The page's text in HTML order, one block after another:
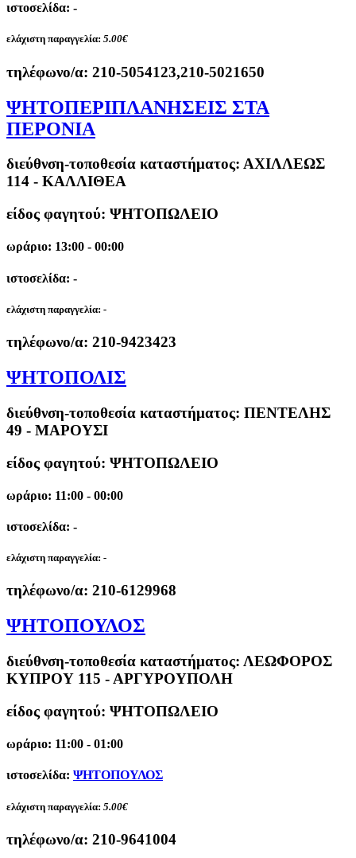
ιστοσελίδα: -
ελάχιστη παραγγελία: 5.00€
τηλέφωνο/α: 210-5054123,210-5021650
ΨΗΤΟΠΕΡΙΠΛΑΝΗΣΕΙΣ ΣΤΑ
ΠΕΡΟΝΙΑ
διεύθνση-τοποθεσία καταστήματος: ΑΧΙΛΛΕΩΣ
114 - ΚΑΛΛΙΘΕΑ
είδος φαγητού: ΨΗΤΟΠΩΛΕΙΟ
ωράριο: 13:00 - 00:00
ιστοσελίδα: -
ελάχιστη παραγγελία: -
τηλέφωνο/α: 210-9423423
ΨΗΤΟΠΟΛΙΣ
διεύθνση-τοποθεσία καταστήματος: ΠΕΝΤΕΛΗΣ
49 - ΜΑΡΟΥΣΙ
είδος φαγητού: ΨΗΤΟΠΩΛΕΙΟ
ωράριο: 11:00 - 00:00
ιστοσελίδα: -
ελάχιστη παραγγελία: -
τηλέφωνο/α: 210-6129968
ΨΗΤΟΠΟΥΛΟΣ
διεύθνση-τοποθεσία καταστήματος: ΛΕΩΦΟΡΟΣ
ΚΥΠΡΟΥ 115 - ΑΡΓΥΡΟΥΠΟΛΗ
είδος φαγητού: ΨΗΤΟΠΩΛΕΙΟ
ωράριο: 11:00 - 01:00
ιστοσελίδα: ΨΗΤΟΠΟΥΛΟΣ
ελάχιστη παραγγελία: 5.00€
τηλέφωνο/α: 210-9641004